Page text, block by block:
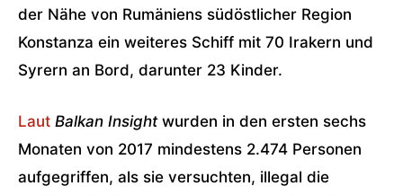
der Nähe von Rumäniens südöstlicher Region
Konstanza ein weiteres Schiff mit 70 Irakern und
Syrern an Bord, darunter 23 Kinder.
Laut Balkan Insightwurden in den ersten sechs
Monaten von 2017 mindestens 2.474 Personen
aufgegriffen, als sie versuchten, illegal die